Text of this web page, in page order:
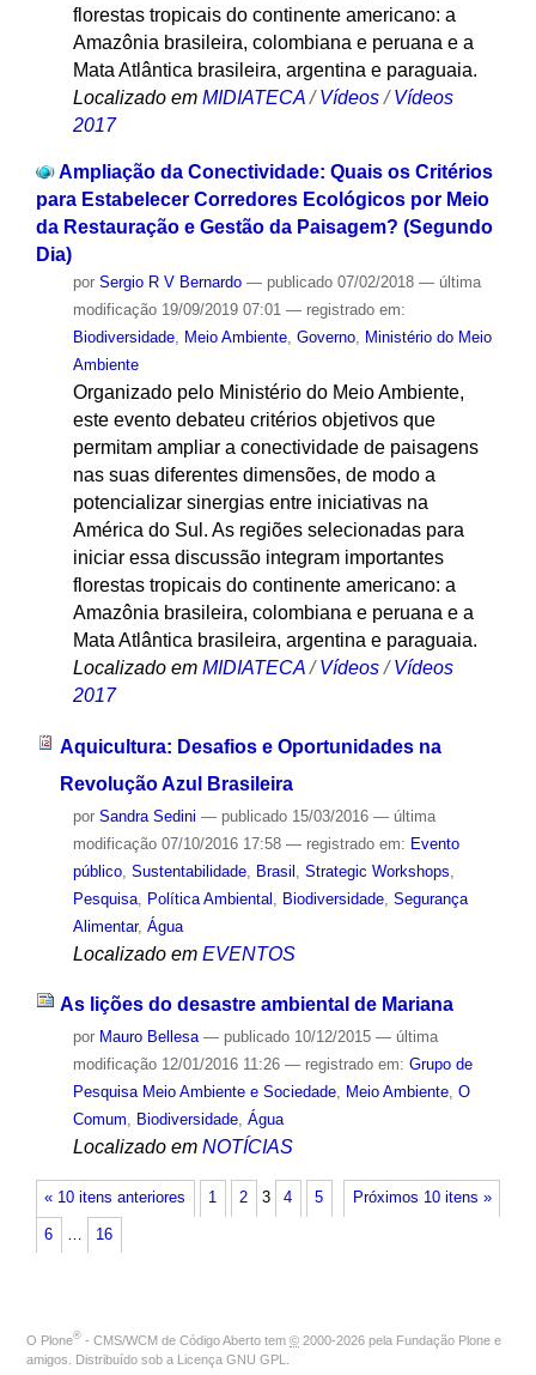
florestas tropicais do continente americano: a
Amazônia brasileira, colombiana e peruana e a
Mata Atlântica brasileira, argentina e paraguaia.
Localizado em MIDIATECA /Vídeos /Vídeos
2017
Ampliação da Conectividade: Quais os Critérios
para Estabelecer Corredores Ecológicos por Meio
da Restauração e Gestão da Paisagem? (Segundo
Dia)
por Sergio R V Bernardo — publicado07/02/2018 — última
modificação19/09/2019 07:01 — registrado em:
Biodiversidade, Meio Ambiente, Governo,
Ministério do Meio
Ambiente
Organizado pelo Ministério do Meio Ambiente,
este evento debateu critérios objetivos que
permitam ampliar a conectividade de paisagens
nas suas diferentes dimensões, de modo a
potencializar sinergias entre iniciativas na
América do Sul. As regiões selecionadas para
iniciar essa discussão integram importantes
florestas tropicais do continente americano: a
Amazônia brasileira, colombiana e peruana e a
Mata Atlântica brasileira, argentina e paraguaia.
Localizado em MIDIATECA /Vídeos /Vídeos
2017
Aquicultura: Desafios e Oportunidades na
Revolução Azul Brasileira
por Sandra Sedini — publicado15/03/2016 — última
modificação07/10/2016 17:58 — registrado em: Evento
público, Sustentabilidade, Brasil Strategic Workshops
Pesquisa, Política Ambiental Biodiversidade, Segurança
Alimentar, Água
Localizado em EVENTOS
As lições do desastre ambiental de Mariana
por Mauro Bellesa — publicado10/12/2015 — última
modificação12/01/2016 11:26 — registrado em: Grupo de
Pesquisa Meio Ambiente e Sociedade, Meio Ambiente, O
Comum, Biodiversidade, Água
Localizado em NOTÍCIAS
« 10 itens anteriores Próximos 10 itens »
1 2 3 4 5
6 … 16
O Plone® - CMS/WCM de Código Aberto tem © 2000-2026 pela Fundação Plone e
amigos. Distribuído sob a Licença GNU GPL